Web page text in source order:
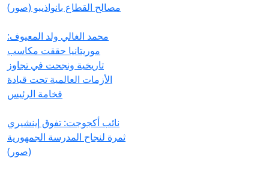
مصالح القطاع بانواذيبو (صور)
محمد الغالي ولد المعيوف:
موريتانيا حققت مكاسب
تاريخية ونجحت في تجاوز
الأزمات العالمية تحت قيادة
فخامة الرئيس
نائب أكجوجت: تفوق إينشيري
ثمرة لنجاح المدرسة الجمهورية
(صور)